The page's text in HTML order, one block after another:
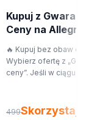
Kupuj z
Ceny na
🔥 Kupuj bez obaw o
Wybierz ofertę z
ceny”. Jeśli w ciągu
różnicy w cenie w
499Skorzystaj